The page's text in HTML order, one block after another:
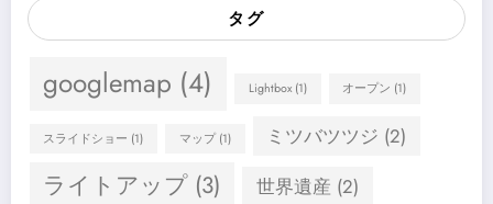
タグ
googlemap (4) Lightbox(1) オープン (1)
スライドショー (1) マップ(1) ミツバツツジ (2)
ライトアップ (3) 世界遺産 (2)